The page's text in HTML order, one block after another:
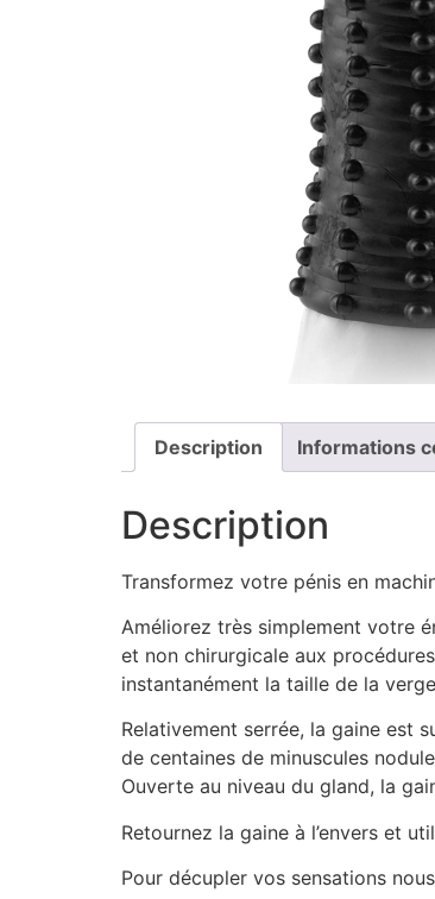
Description Informations
Description
Transformez votre pénis en
Améliorez très simplement votre
et non chirurgicale aux
instantanément la taille de la
Relativement serrée, la gaine est
de centaines de minuscules
Ouverte au niveau du gland, la
Retournez la gaine à l’envers et
Pour décupler vos sensations